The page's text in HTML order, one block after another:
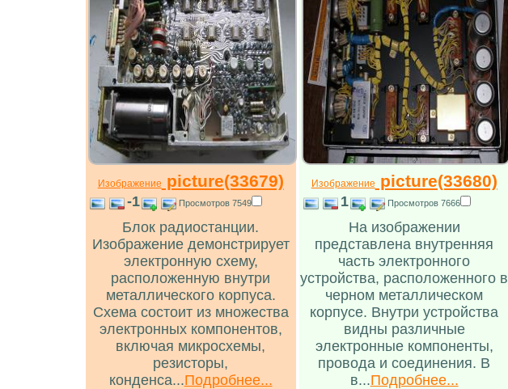
Изображение picture(33679)
-1 Просмотров 7549
Блок радиостанции.
Изображение демонстрирует
электронную схему,
расположенную внутри
металлического корпуса.
Схема состоит из множества
электронных компонентов,
включая микросхемы,
резисторы,
конденса...Подробнее...
Изображение picture(33680)
1 Просмотров 7666
На изображении
представлена внутренняя
часть электронного
устройства, расположенного в
черном металлическом
корпусе. Внутри устройства
видны различные
электронные компоненты,
провода и соединения. В
в...Подробнее...